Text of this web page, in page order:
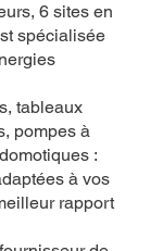
6 sites en
spécialisée
tableaux
pompes à
:
à vos
rapport